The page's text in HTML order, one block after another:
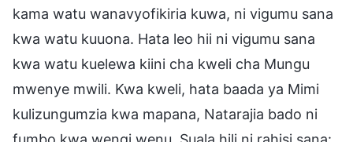
kama watu wanavyofikiria kuwa, ni vigumu sana
kwa watu kuuona. Hata leo hii ni vigumu sana
kwa watu kuelewa kiini cha kweli cha Mungu
mwenye mwili. Kwa kweli, hata baada ya Mimi
kulizungumzia kwa mapana, Natarajia bado ni